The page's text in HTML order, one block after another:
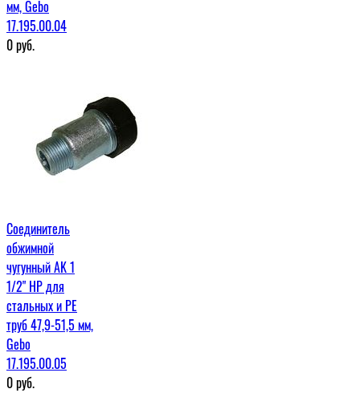
мм, Gebo
17.195.00.04
0руб.
Соединитель
обжимной
чугунный AK 1
1/2" НР для
стальных и PE
труб 47,9-51,5 мм,
Gebo
17.195.00.05
0руб.